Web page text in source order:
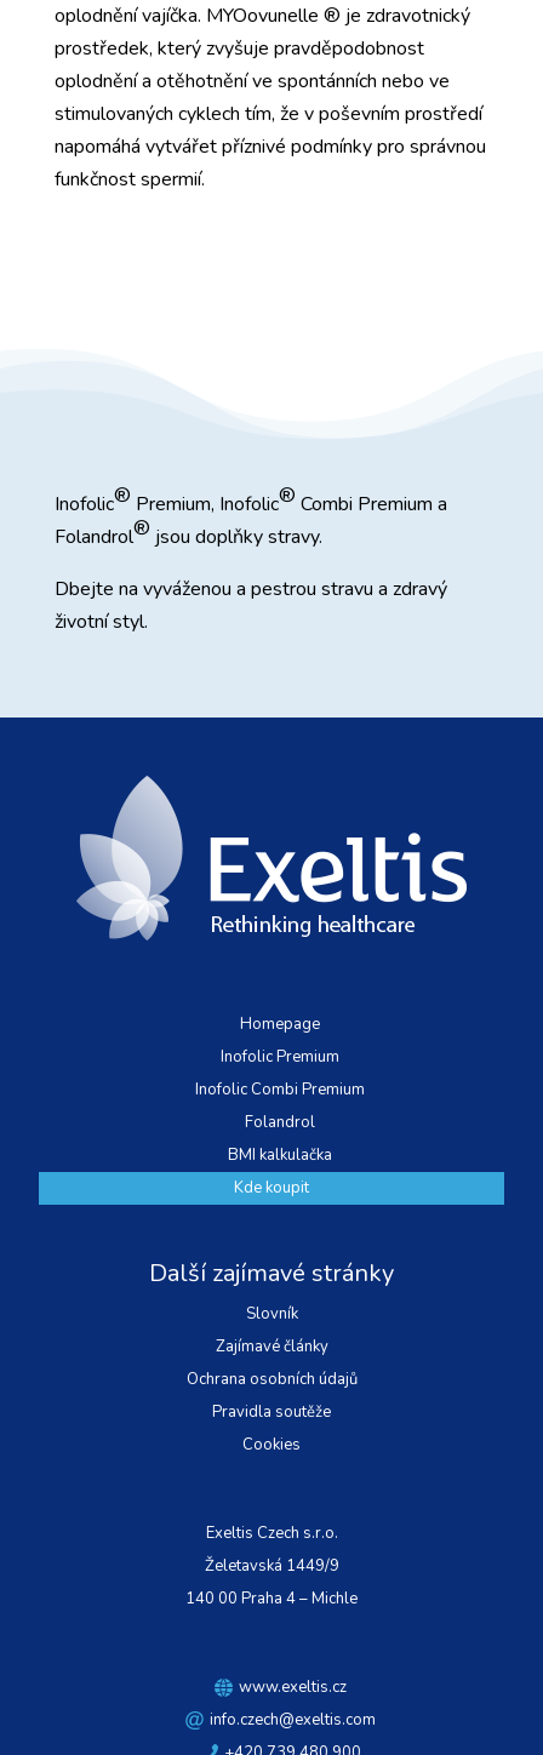
oplodnění vajíčka. MYOovunelle ® je zdravotnický
prostředek, který zvyšuje pravděpodobnost
oplodnění a otěhotnění ve spontánních nebo ve
stimulovaných cyklech tím, že v poševním prostředí
napomáhá vytvářet příznivé podmínky pro správnou
funkčnost spermií.
Inofolic® Premium, Inofolic® Combi Premium a
Folandrol® jsou doplňky stravy.
Dbejte na vyváženou a pestrou stravu a zdravý
životní styl.
Homepage
Inofolic Premium
Inofolic Combi Premium
Folandrol
BMI kalkulačka
Kde koupit
Další zajímavé stránky
Slovník
Zajímavé články
Ochrana osobních údajů
Pravidla soutěže
Cookies
Exeltis Czech s.r.o.
Želetavská 1449/9
140 00 Praha 4 – Michle
www.exeltis.cz
info.czech@exeltis.com